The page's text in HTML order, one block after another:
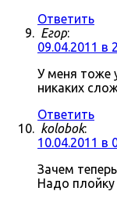
Ответить
Егор:
09.04.2011 в
У меня тоже
никаких
Ответить
kolobok:
10.04.2011 в
Зачем
Надо плойку